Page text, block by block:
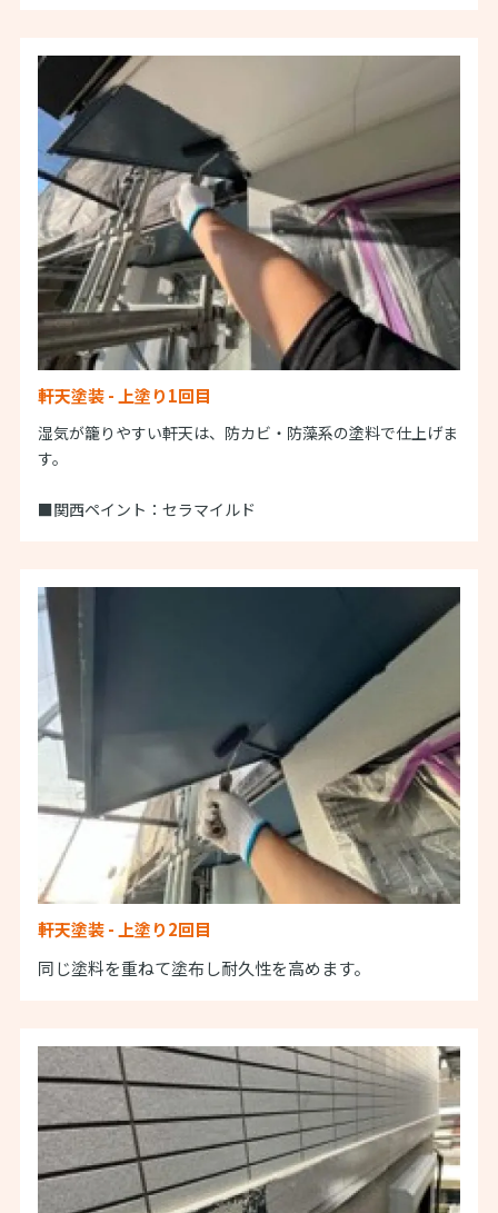
軒天塗装 - 上塗り1回目
湿気が籠りやすい軒天は、防カビ・防藻系の塗料で仕上げま
す。
■関西ペイント：セラマイルド
軒天塗装 - 上塗り2回目
同じ塗料を重ねて塗布し耐久性を高めます。